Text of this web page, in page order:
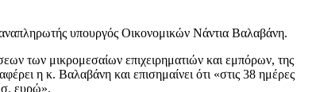
υπουργός Οικονομικών Νάντια Βαλαβάνη.
των μικρομεσαίων επιχειρηματιών και εμπόρων, της
η κ. Βαλαβάνη και επισημαίνει ότι «στις 38 ημέρες
ευρώ».